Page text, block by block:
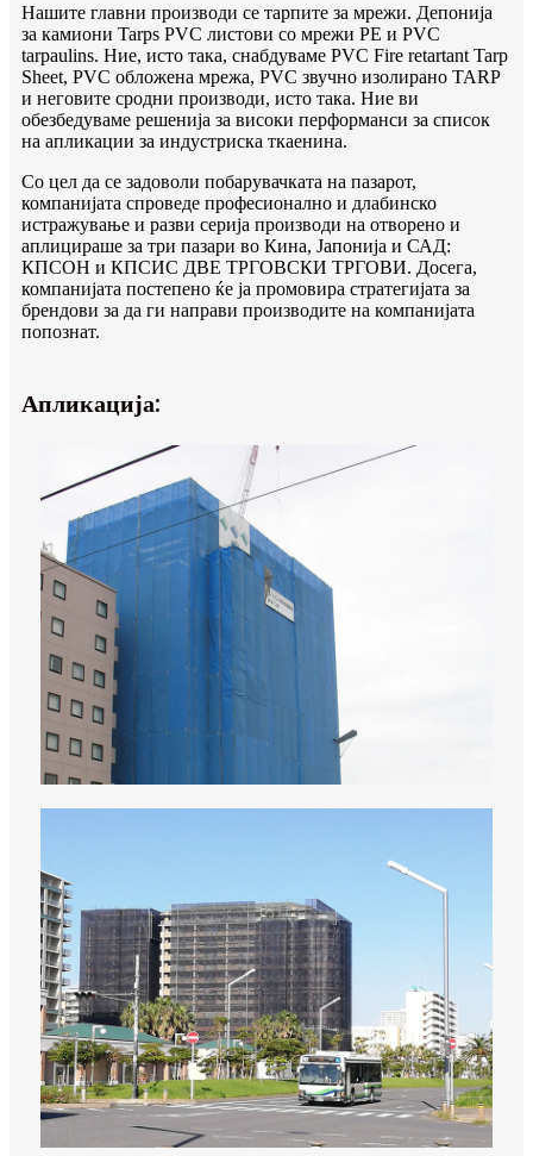
Нашите главни производи се тарпите за мрежи. Депонија
за камиони Tarps PVC листови со мрежи PE и PVC
tarpaulins. Ние, исто така, снабдуваме PVC Fire retartant Tarp
Sheet, PVC обложена мрежа, PVC звучно изолирано TARP
и неговите сродни производи, исто така. Ние ви
обезбедуваме решенија за високи перформанси за список
на апликации за индустриска ткаенина.
Со цел да се задоволи побарувачката на пазарот,
компанијата спроведе професионално и длабинско
истражување и разви серија производи на отворено и
аплицираше за три пазари во Кина, Јапонија и САД:
КПСОН и КПСИС ДВЕ ТРГОВСКИ ТРГОВИ. Досега,
компанијата постепено ќе ја промовира стратегијата за
брендови за да ги направи производите на компанијата
попознат.
Апликација: